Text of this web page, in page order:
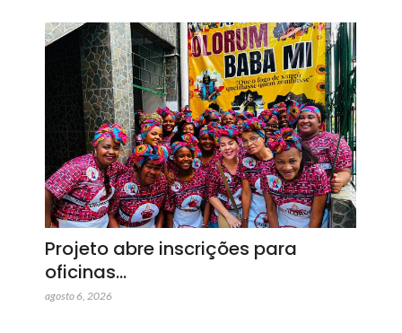
Projeto abre inscrições para
oficinas…
agosto 6, 2026